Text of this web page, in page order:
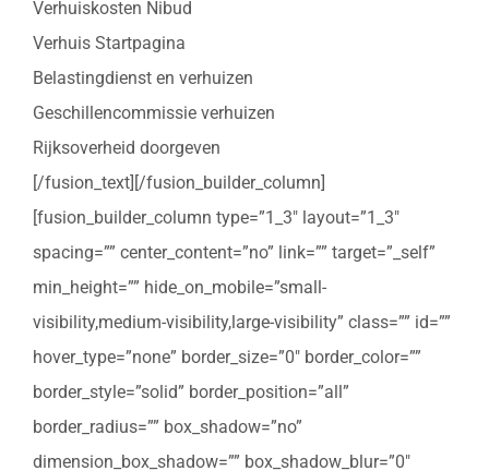
Verhuiskosten Nibud
Verhuis Startpagina
Belastingdienst en verhuizen
Geschillencommissie verhuizen
Rijksoverheid doorgeven
[/fusion_text][/fusion_builder_column]
[fusion_builder_column type=”1_3″ layout=”1_3″
spacing=”” center_content=”no” link=”” target=”_self”
min_height=”” hide_on_mobile=”small-
visibility,medium-visibility,large-visibility” class=”” id=””
hover_type=”none” border_size=”0″ border_color=””
border_style=”solid” border_position=”all”
border_radius=”” box_shadow=”no”
dimension_box_shadow=”” box_shadow_blur=”0″